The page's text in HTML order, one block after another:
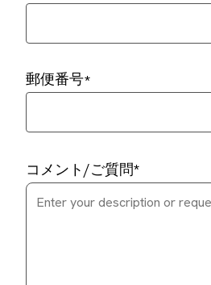
郵便番号
コメント/ご質問